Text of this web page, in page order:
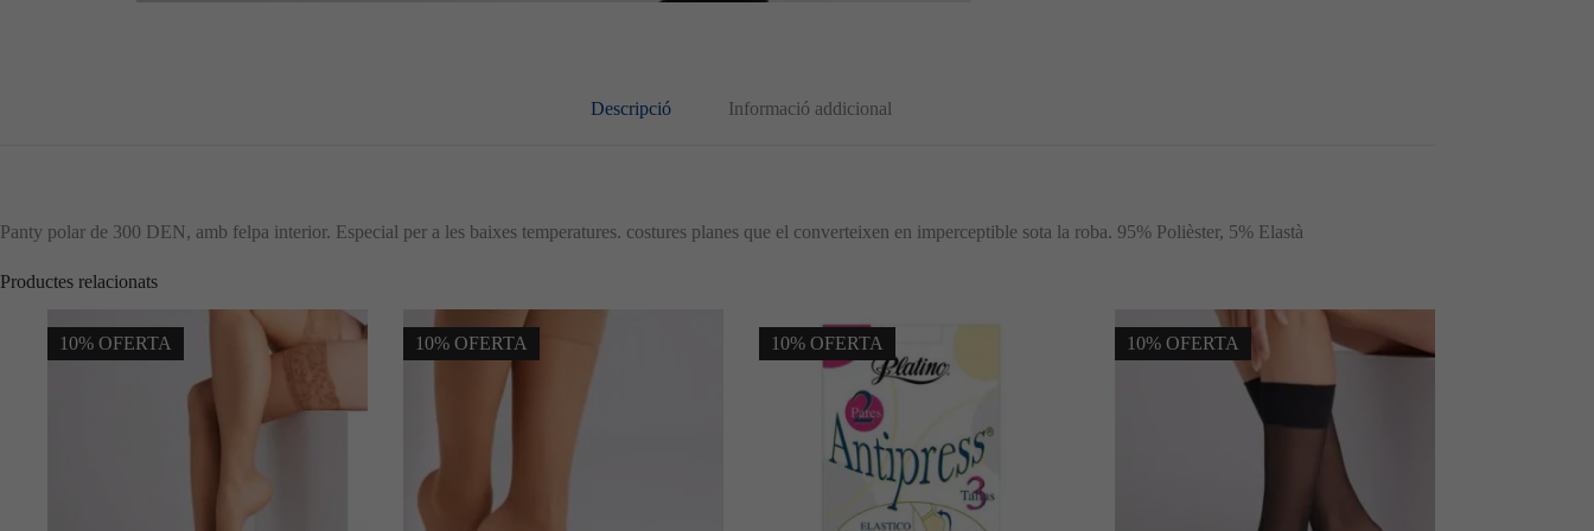
Descripció Informació addicional
Panty polar de 300 DEN, amb felpa interior. Especial per a les baixes temperatures. costures planes que el converteixen en imperceptible sota la roba. 95% Polièster, 5% Elastà
Productes relacionats
10% OFERTA 10% OFERTA 10% OFERTA 10% OFERTA